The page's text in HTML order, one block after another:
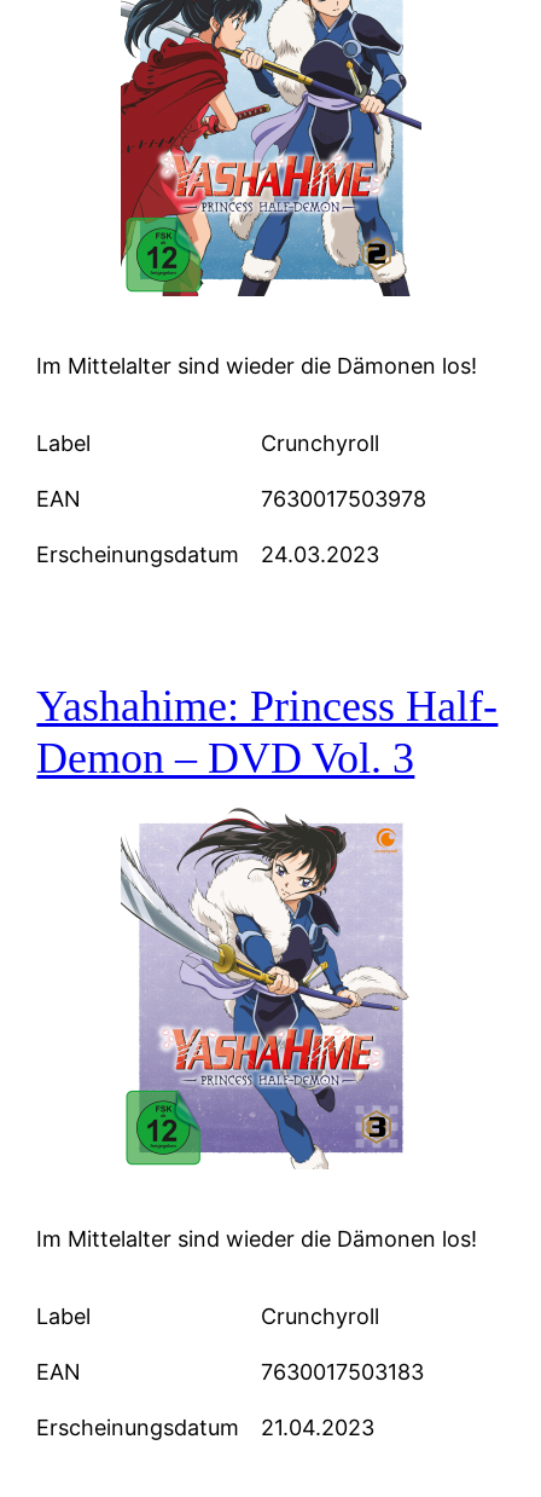
Im Mittelalter sind wieder die Dämonen los!
Label Crunchyroll
EAN 7630017503978
Erscheinungsdatum 24.03.2023
Yashahime: Princess Half-
Demon – DVD Vol. 3
Im Mittelalter sind wieder die Dämonen los!
Label Crunchyroll
EAN 7630017503183
Erscheinungsdatum 21.04.2023